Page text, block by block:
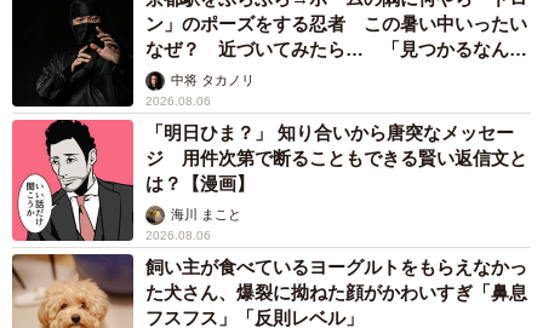
未熟」中将 タカノリ
2026.08.06
「明日ひま？」 知り合いから唐突なメッセー
ジ 用件次第で断ることもできる賢い返信文と
は？【漫画】
海川 まこと
2026.08.06
飼い主が食べているヨーグルトをもらえなかっ
た犬さん、爆裂に拗ねた顔がかわいすぎ「鼻息
フスフス」「反則レベル」
椎名 碧
2026.08.06